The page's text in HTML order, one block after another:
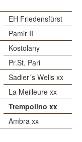
EH Friedensfürst
Pamir II
Kostolany
Pr.St. Pari
Sadler´s Wells xx
La Meilleure xx
Trempolino xx
Ambra xx